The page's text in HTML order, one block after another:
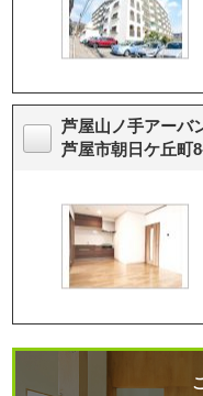
芦屋山ノ手アーバ
芦屋市朝日ケ丘町